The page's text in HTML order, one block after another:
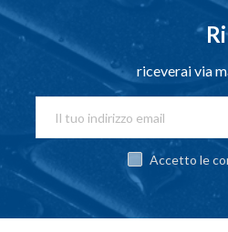
riceverai via
Accetto le